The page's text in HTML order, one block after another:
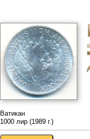
Ватикан
1000 лир (1989 г.)